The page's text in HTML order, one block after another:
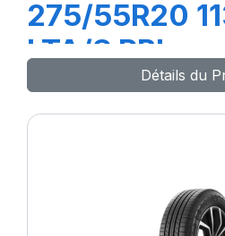
275/55R20
LTA/S RBL
Détails du